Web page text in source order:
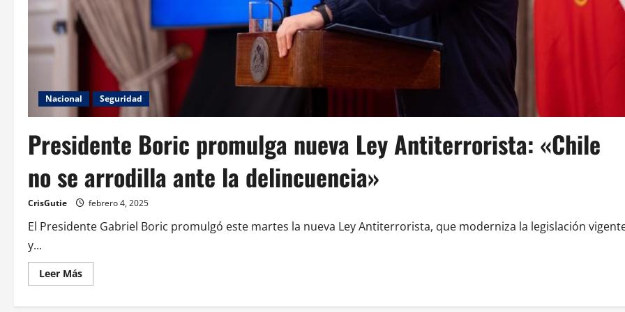
Nacional Seguridad
Presidente Boric promulga nueva Ley Antiterrorista: «Chile
no se arrodilla ante la delincuencia»
CrisGutie febrero 4, 2025
El Presidente Gabriel Boric promulgó este martes la nueva Ley Antiterrorista, que moderniza la legislación
y...
Leer Más